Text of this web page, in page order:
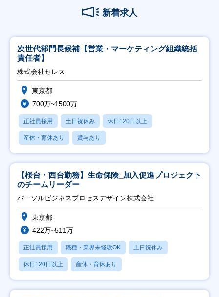
新着求人
次世代部門長候補【営業・マーケティング組織統括
責任者】
株式会社セレス
東京都
700万~1500万
正社員採用 土日祝休み 休日120日以上
産休・育休あり 賞与あり
【桜台・西台勤務】生命保険_加入促進プロジェクト
のチームリーダー
パーソルビジネスプロセスデザイン株式会社
東京都
422万~511万
正社員採用 職種・業界未経験OK 土日祝休み
休日120日以上 産休・育休あり